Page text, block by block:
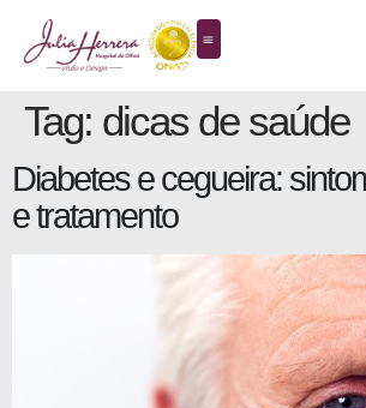
Tag: dicas de saúde
Diabetes e cegueira:
e tratamento